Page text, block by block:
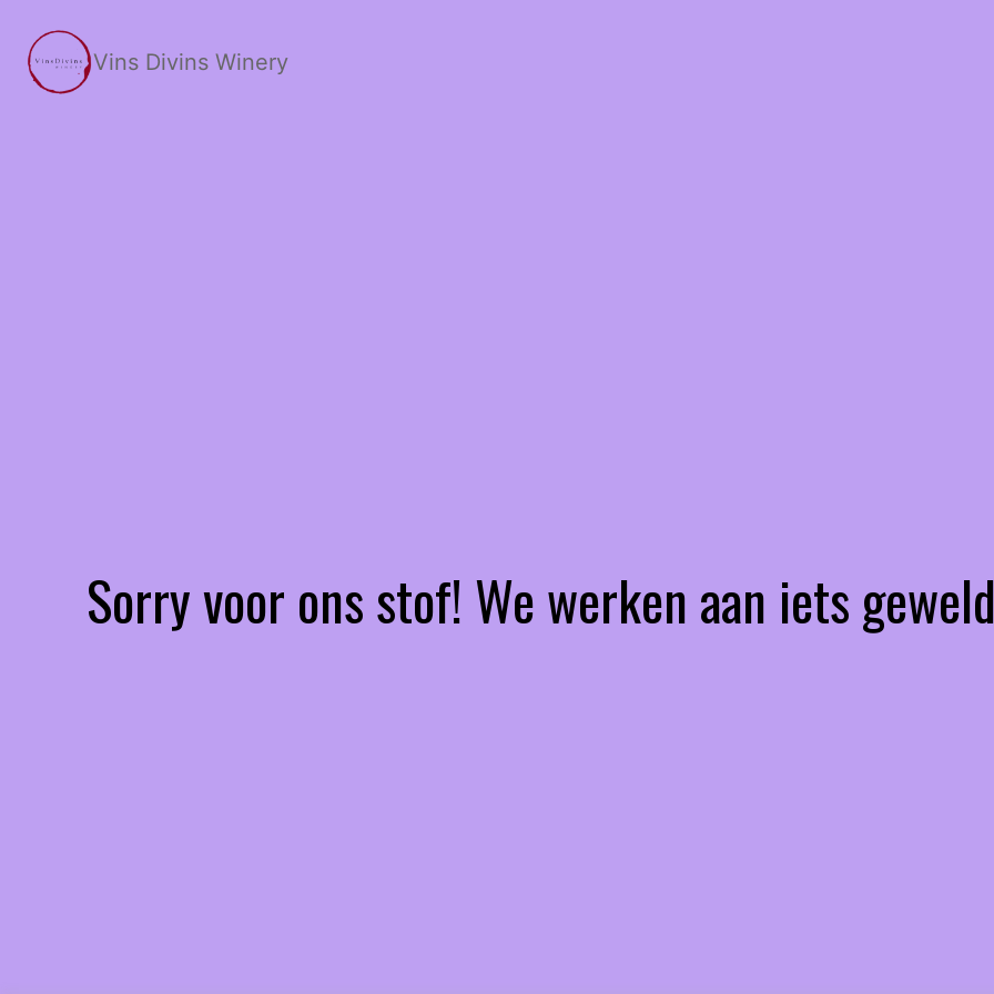
content
Vins Divins Winery
Sorry voor ons stof! We werken aan iets